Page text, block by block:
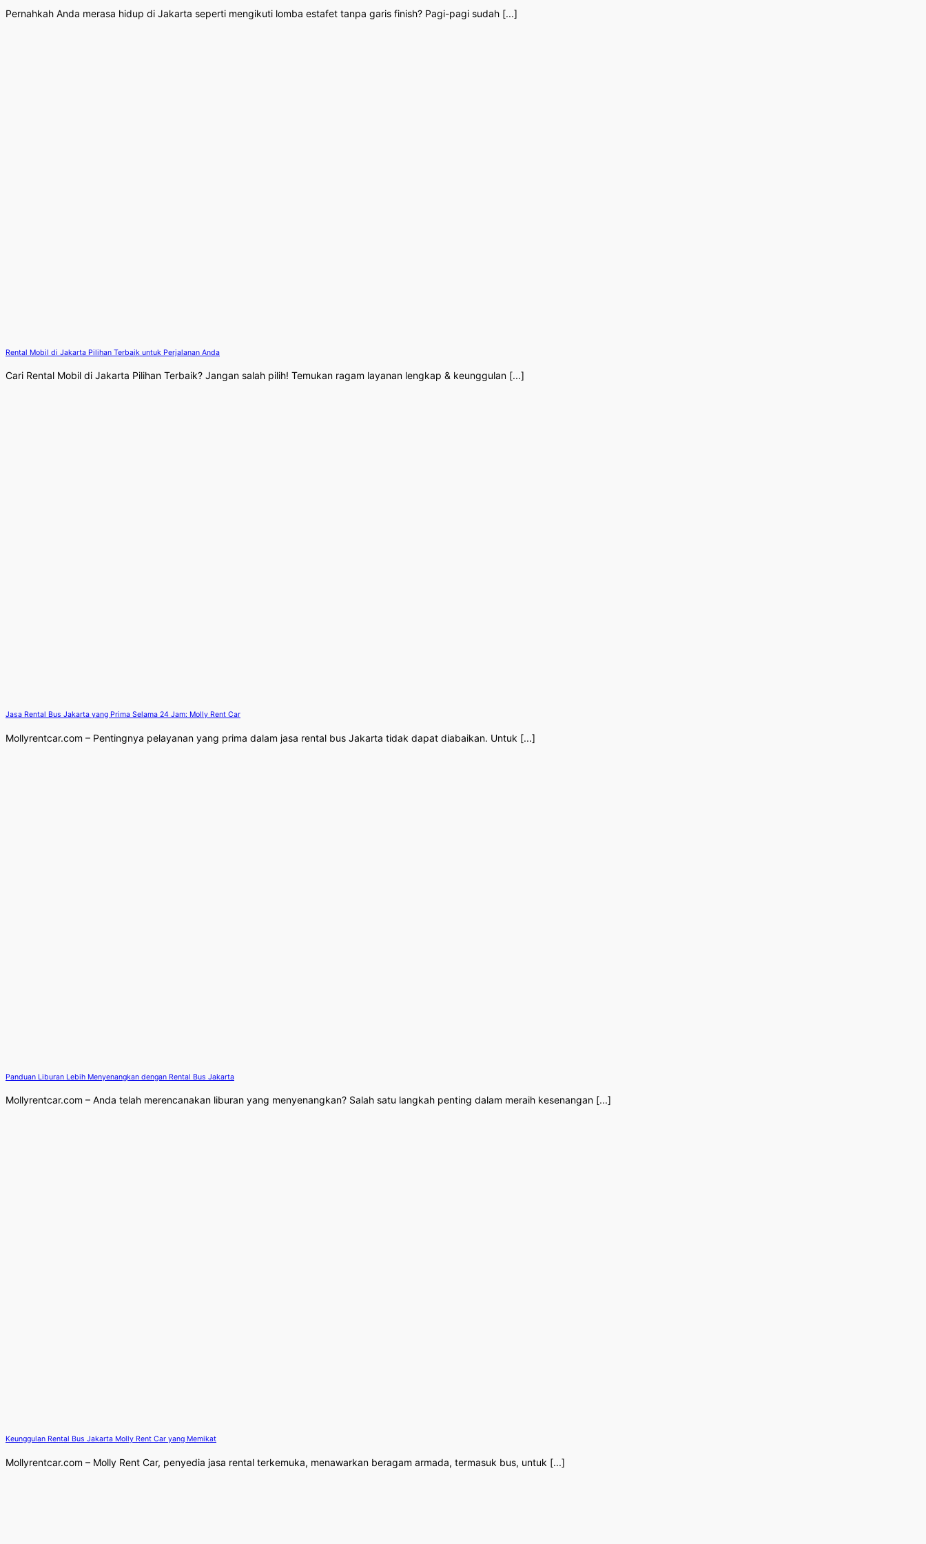
Pernahkah Anda merasa hidup di Jakarta seperti mengikuti lomba estafet tanpa garis finish? Pagi-pagi sudah [...]
Rental Mobil di Jakarta Pilihan Terbaik untuk Perjalanan Anda
Cari Rental Mobil di Jakarta Pilihan Terbaik? Jangan salah pilih! Temukan ragam layanan lengkap & keunggulan [...]
Jasa Rental Bus Jakarta yang Prima Selama 24 Jam: Molly Rent Car
Mollyrentcar.com – Pentingnya pelayanan yang prima dalam jasa rental bus Jakarta tidak dapat diabaikan. Untuk [...]
Panduan Liburan Lebih Menyenangkan dengan Rental Bus Jakarta
Mollyrentcar.com – Anda telah merencanakan liburan yang menyenangkan? Salah satu langkah penting dalam meraih kesenangan [...]
Keunggulan Rental Bus Jakarta Molly Rent Car yang Memikat
Mollyrentcar.com – Molly Rent Car, penyedia jasa rental terkemuka, menawarkan beragam armada, termasuk bus, untuk [...]